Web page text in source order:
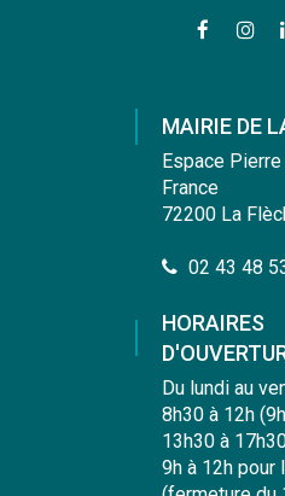
Lien
compte
MAIRIE DE
Espace
France
72200 La
02 43 48
HORAIRES
Du lundi au
8h30 à 12h
13h30 à
9h à 12h pour